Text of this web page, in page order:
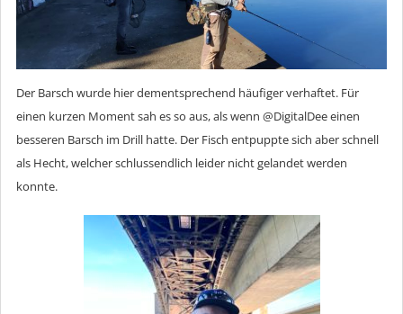
Der Barsch wurde hier dementsprechend häufiger verhaftet. Für
einen kurzen Moment sah es so aus, als wenn @DigitalDee einen
besseren Barsch im Drill hatte. Der Fisch entpuppte sich aber schnell
als Hecht, welcher schlussendlich leider nicht gelandet werden
konnte.